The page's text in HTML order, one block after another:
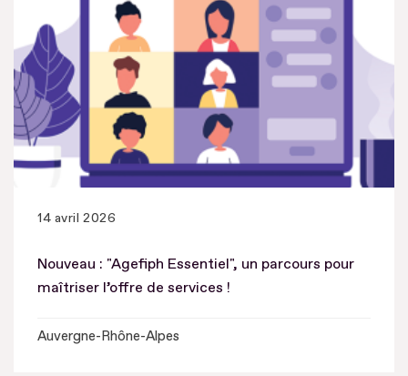
14 avril 2026
Nouveau : "Agefiph Essentiel", un parcours pour
maîtriser l’offre de services !
Auvergne-Rhône-Alpes